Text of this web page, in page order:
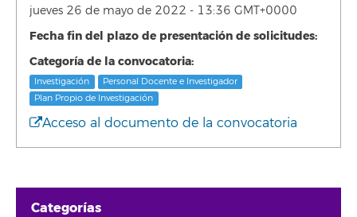
jueves 26 de mayo de 2022 - 13:36 GMT+0000
Fecha fin del plazo de presentación de solicitudes:
Categoría de la convocatoria:
Investigación
Personal Docente e Investigador
Plan Propio de Investigación
Acceso al documento de la convocatoria
Categorías